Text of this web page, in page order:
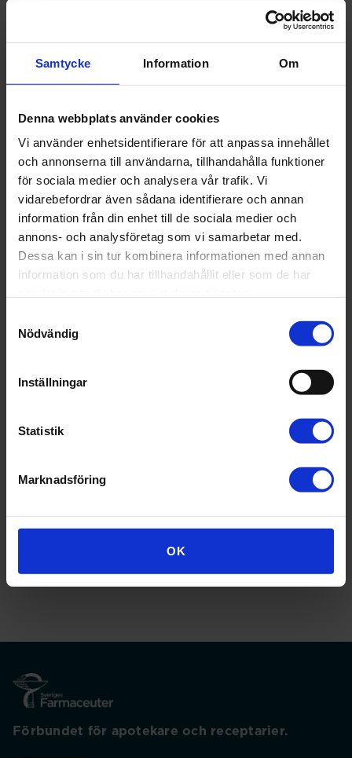
Samtycke Information Om
Denna webbplats använder cookies
Vi använder enhetsidentifierare för att anpassa innehållet
och annonserna till användarna, tillhandahålla funktioner
för sociala medier och analysera vår trafik. Vi
vidarebefordrar även sådana identifierare och annan
information från din enhet till de sociala medier och
annons- och analysföretag som vi samarbetar med.
Dessa kan i sin tur kombinera informationen med annan
information som du har tillhandahållit eller som de har
Nödvändig
Inställningar
Statistik
Marknadsföring
OK
Se kursutbudet
Förtroendevald inom universitet och
högskola
högskola är det fackförbundet Sulf som ger stöd och
utbildning.
Behöver du rådfråga Sveriges Farmaceuter, mejla
skyddsombud fler kurser här. Skyddsombud kan
Förbundet för apotekare och receptarier.